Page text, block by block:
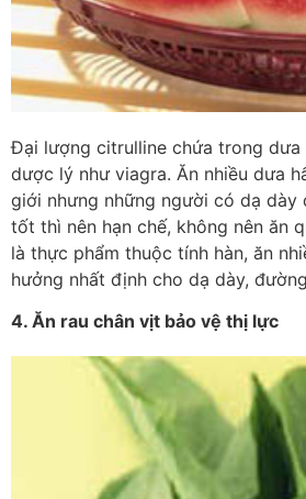
Đại lượng citrulline chứa trong dưa
dược lý như viagra. Ăn nhiều dưa
giới nhưng những người có dạ dày
tốt thì nên hạn chế, không nên ăn
là thực phẩm thuộc tính hàn, ăn
hưởng nhất định cho dạ dày,
4. Ăn rau chân vịt bảo vệ thị lực